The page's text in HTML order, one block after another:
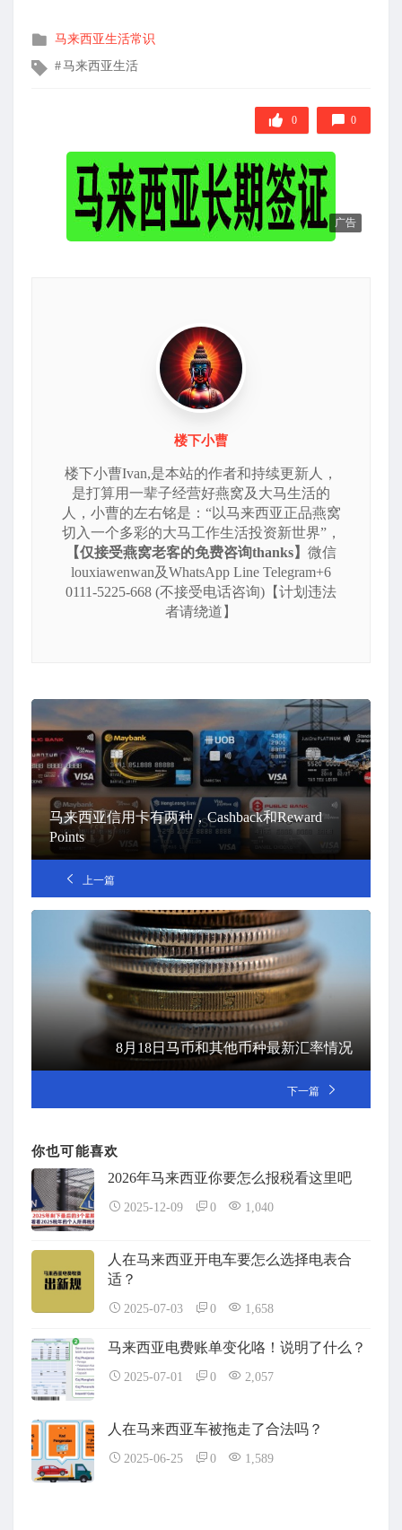
发
在
马来西亚生活常识
文马来西亚生活
0 0
广告
楼下小曹
楼下小曹Ivan,是本站的作者和持续更新人，
是打算用一辈子经营好燕窝及大马生活的
人，小曹的左右铭是：“以马来西亚正品燕窝
切入一个多彩的大马工作生活投资新世界”，
【仅接受燕窝老客的免费咨询thanks】 微信
louxiawenwan及WhatsApp Line Telegram+6
0111-5225-668 (不接受电话咨询)【计划违法
者请绕道】
马来西亚信用卡有两种，Cashback和Reward
Points
上一篇
8月18日马币和其他币种最新汇率情况
下一篇
你也可能喜欢
2026年马来西亚你要怎么报税看这里吧
2025-12-09 0 1,040
人在马来西亚开电车要怎么选择电表合
适？
2025-07-03 0 1,658
马来西亚电费账单变化咯！说明了什么？
2025-07-01 0 2,057
人在马来西亚车被拖走了合法吗？
2025-06-25 0 1,589